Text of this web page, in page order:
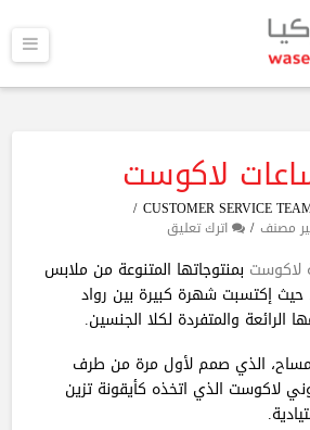
مصنف اترك تعليق
لاكوست بمنتوجاتها المتنوعة من ملابس
حيث إكتسبت شهرة كبيرة بين رواد
الرائعة والمتفردة لكلا الجنسين.
الذي صمم لأول مرة من طرف
لاكوست الذي اتخذه كأيقونة تزين